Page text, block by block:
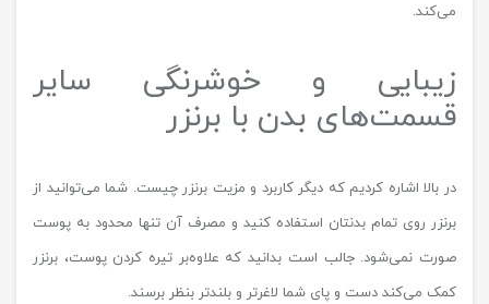
می‌کند.
زیبایی و خوشرنگی سایر
قسمت‌های بدن با برنزر
در بالا اشاره کردیم که دیگر کاربرد و مزیت برنزر چیست. شما می‌توانید از
برنزر روی تمام بدنتان استفاده کنید و مصرف آن تنها محدود به پوست
صورت نمی‌شود. جالب است بدانید که علاوه‌بر تیره کردن پوست، برنزر
کمک می‌کند دست و پای شما لاغرتر و بلندتر بنظر برسند.